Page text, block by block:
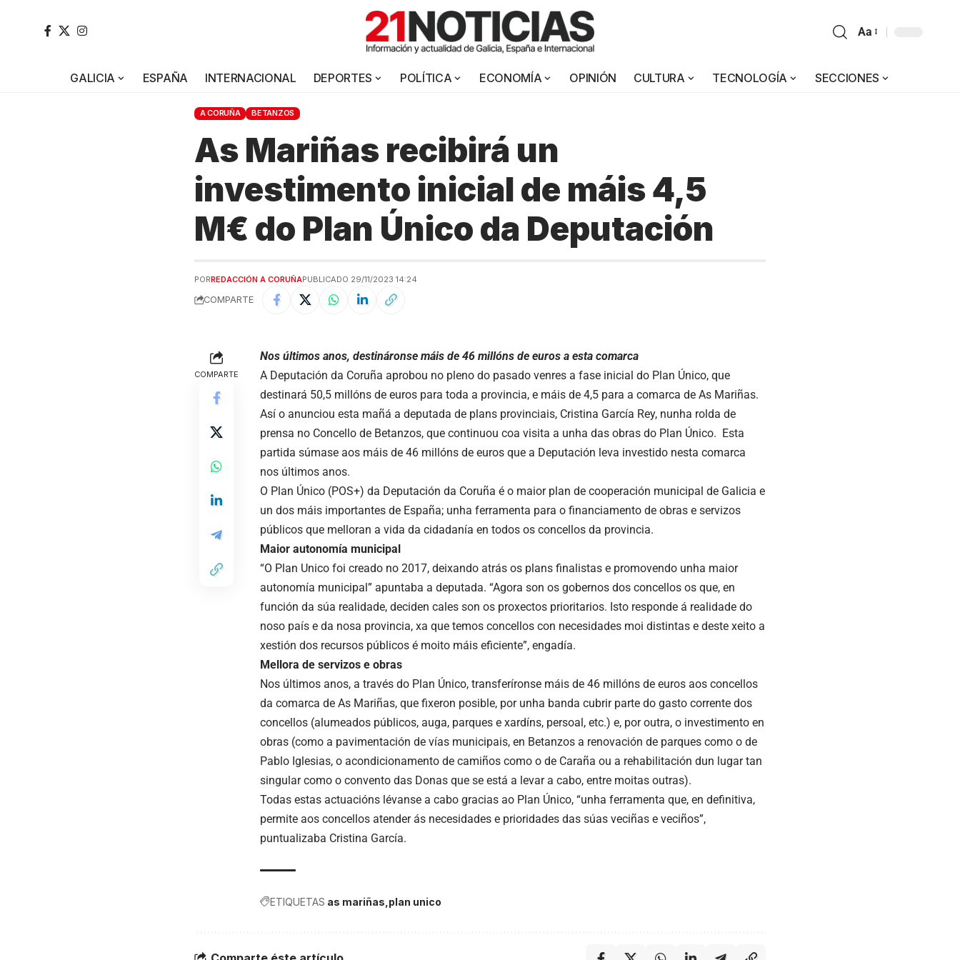
Aa
GALICIA ESPAÑA INTERNACIONAL DEPORTES POLÍTICA ECONOMÍA OPINIÓN CULTURA TECNOLOGÍA SECCIONES
A CORUÑA BETANZOS
As Mariñas recibirá un
investimento inicial de máis 4,5
M€ do Plan Único da Deputación
PORREDACCIÓN A CORUÑAPUBLICADO 29/11/2023 14:24
COMPARTE
COMPARTE
Nos últimos anos, destináronse máis de 46 millóns de euros a esta comarca
A Deputación da Coruña aprobou no pleno do pasado venres a fase inicial do Plan Único, que
destinará 50,5 millóns de euros para toda a provincia, e máis de 4,5 para a comarca de As Mariñas.
Así o anunciou esta mañá a deputada de plans provinciais, Cristina García Rey, nunha rolda de
prensa no Concello de Betanzos, que continuou coa visita a unha das obras do Plan Único. Esta
partida súmase aos máis de 46 millóns de euros que a Deputación leva investido nesta comarca
nos últimos anos.
O Plan Único (POS+) da Deputación da Coruña é o maior plan de cooperación municipal de Galicia e
un dos máis importantes de España; unha ferramenta para o financiamento de obras e servizos
públicos que melloran a vida da cidadanía en todos os concellos da provincia.
Maior autonomía municipal
“O Plan Unico foi creado no 2017, deixando atrás os plans finalistas e promovendo unha maior
autonomía municipal” apuntaba a deputada. “Agora son os gobernos dos concellos os que, en
función da súa realidade, deciden cales son os proxectos prioritarios. Isto responde á realidade do
noso país e da nosa provincia, xa que temos concellos con necesidades moi distintas e deste xeito a
xestión dos recursos públicos é moito máis eficiente”, engadía.
Mellora de servizos e obras
Nos últimos anos, a través do Plan Único, transferíronse máis de 46 millóns de euros aos concellos
da comarca de As Mariñas, que fixeron posible, por unha banda cubrir parte do gasto corrente dos
concellos (alumeados públicos, auga, parques e xardíns, persoal, etc.) e, por outra, o investimento en
obras (como a pavimentación de vías municipais, en Betanzos a renovación de parques como o de
Pablo Iglesias, o acondicionamento de camiños como o de Caraña ou a rehabilitación dun lugar tan
singular como o convento das Donas que se está a levar a cabo, entre moitas outras).
Todas estas actuacións lévanse a cabo gracias ao Plan Único, “unha ferramenta que, en definitiva,
permite aos concellos atender ás necesidades e prioridades das súas veciñas e veciños”,
puntualizaba Cristina García.
ETIQUETAS as mariñas plan unico